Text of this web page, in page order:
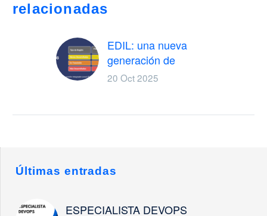
relacionadas
EDIL: una nueva
generación de
estrategias urbanas
El pasado 01 de
política urbana
20 Oct 2025
Últimas entradas
ESPECIALISTA DEVOPS